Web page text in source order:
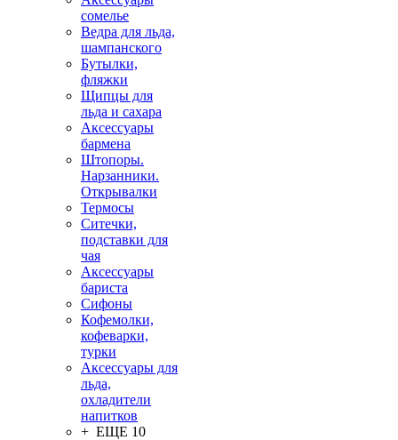
сомелье
Ведра для льда,
шампанского
Бутылки,
фляжки
Щипцы для
льда и сахара
Аксессуары
бармена
Штопоры.
Нарзанники.
Открывалки
Термосы
Ситечки,
подставки для
чая
Аксессуары
бариста
Сифоны
Кофемолки,
кофеварки,
турки
Аксессуары для
льда,
охладители
напитков
+ ЕЩЕ 10